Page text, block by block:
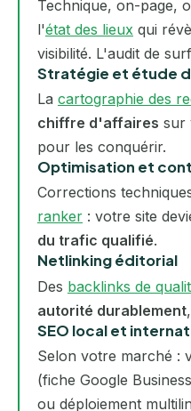
Technique, on-page,
l'état des lieux qui
visibilité. L'audit de
Stratégie et étude
La cartographie des
chiffre d'affaires sur
pour les conquérir.
Optimisation et
Corrections
ranker : votre site
du trafic qualifié.
Netlinking éditorial
Des backlinks de
autorité durablement
SEO local et
Selon votre marché :
(fiche Google
ou déploiement